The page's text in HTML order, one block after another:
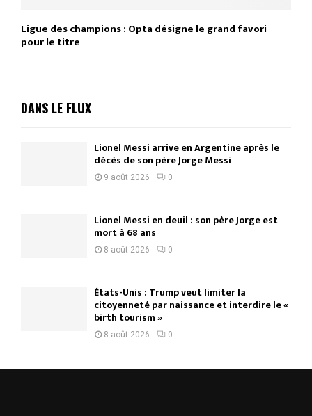
Ligue des champions : Opta désigne le grand favori
pour le titre
DANS LE FLUX
Lionel Messi arrive en Argentine après le
décès de son père Jorge Messi
9 août 2026 0
Lionel Messi en deuil : son père Jorge est
mort à 68 ans
8 août 2026 0
États-Unis : Trump veut limiter la
citoyenneté par naissance et interdire le «
birth tourism »
8 août 2026 0